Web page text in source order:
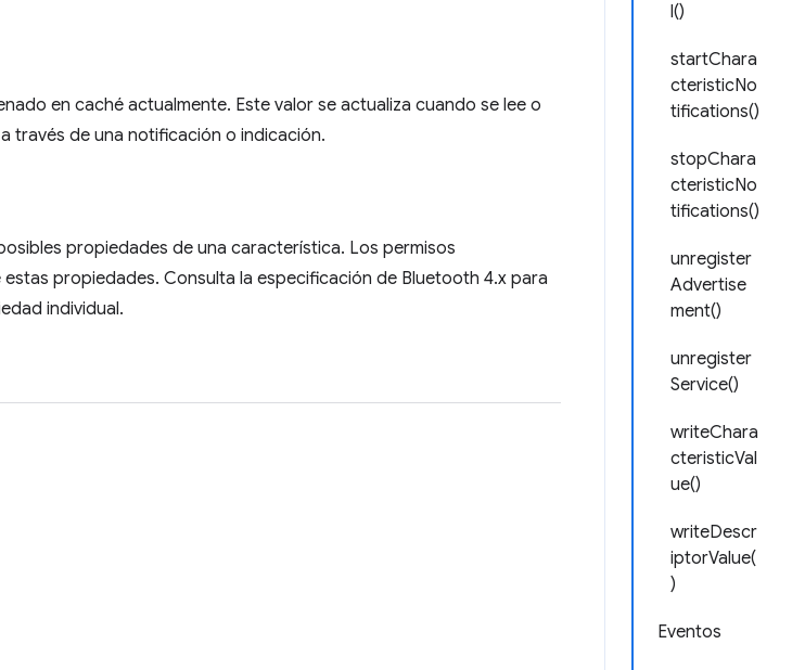
l()
startChara
cteristicNo
tifications()
stopChara
cteristicNo
tifications()
unregister
Advertise
ment()
unregister
Service()
writeChara
cteristicVal
ue()
writeDescr
iptorValue(
)
Eventos
en caché actualmente. Este valor se actualiza cuando se lee o
través de una notificación o indicación.
propiedades de una característica. Los permisos
propiedades. Consulta la especificación de Bluetooth 4.x para
individual.